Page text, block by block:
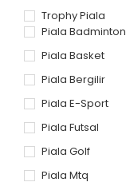
Trophy Piala
Piala Badminton
Piala Basket
Piala Bergilir
Piala E-Sport
Piala Futsal
Piala Golf
Piala Mtq